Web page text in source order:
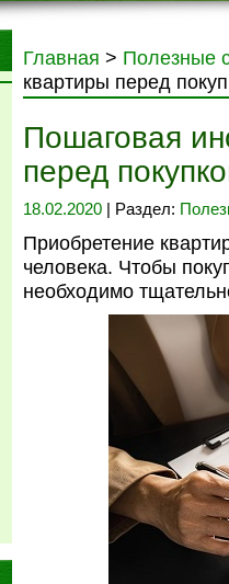
Главная > Полезные
квартиры перед
Пошаговая
перед
18.02.2020 | Раздел:
Приобретение
человека. Чтобы
необходимо